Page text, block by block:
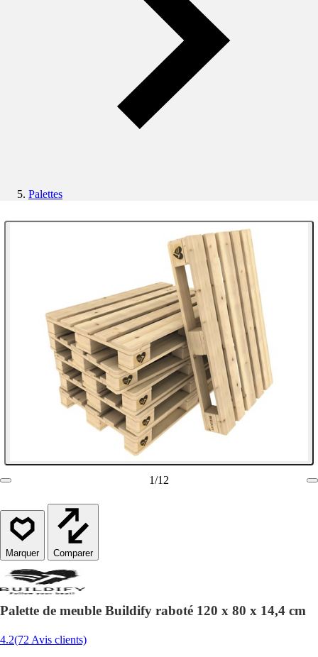
Palettes
1/12
Comparer
Palette de meuble Buildify raboté 120 x 80 x 14,4 cm
4.2(72 Avis clients)